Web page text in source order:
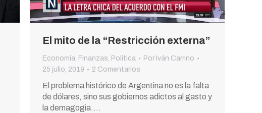
El mito de la “Restricción externa”
Economía, Finanzas, Política Por Iván Carrino
25 julio, 2019
2 Comentarios
El problema histórico de Argentina no es la falta
de dólares, sino sus gobiernos adictos al gasto y
la demagogia.…